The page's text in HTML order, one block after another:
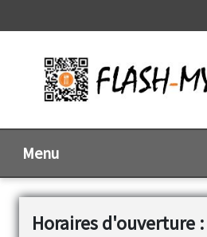
Menu
Horaires d'ouverture :